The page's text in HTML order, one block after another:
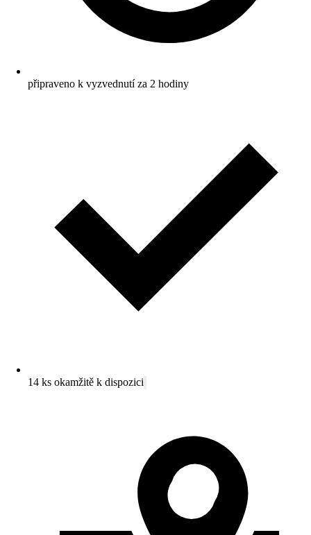
připraveno k vyzvednutí za 2 hodiny
14 ks okamžitě k dispozici